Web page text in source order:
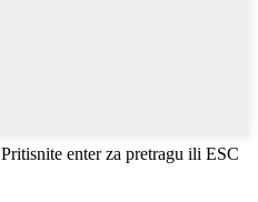
Pritisnite enter za pretragu ili ESC